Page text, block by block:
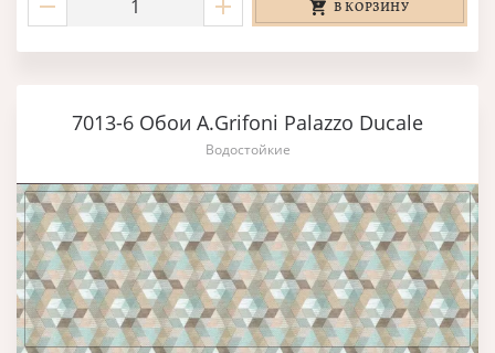
В КОРЗИНУ
7013-6 Обои A.Grifoni Palazzo Ducale
Водостойкие